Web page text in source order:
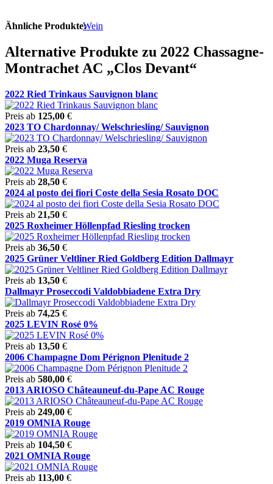
Ähnliche Produkte:Wein
Alternative Produkte zu 2022 Chassagne-
Montrachet AC „Clos Devant“
2022 Ried Trinkaus Sauvignon blanc
Preis ab 125,00 €
2023 TO Chardonnay/ Welschriesling/ Sauvignon
Preis ab 23,50 €
2022 Muga Reserva
Preis ab 28,50 €
2024 al posto dei fiori Coste della Sesia Rosato DOC
Preis ab 21,50 €
2025 Roxheimer Höllenpfad Riesling trocken
Preis ab 36,50 €
2025 Grüner Veltliner Ried Goldberg Edition Dallmayr
Preis ab 13,50 €
Dallmayr Proseccodi Valdobbiadene Extra Dry
Preis ab 74,25 €
2025 LEVIN Rosé 0%
Preis ab 13,50 €
2006 Champagne Dom Pérignon Plenitude 2
Preis ab 580,00 €
2013 ARIOSO Châteauneuf-du-Pape AC Rouge
Preis ab 249,00 €
2019 OMNIA Rouge
Preis ab 104,50 €
2021 OMNIA Rouge
Preis ab 113,00 €